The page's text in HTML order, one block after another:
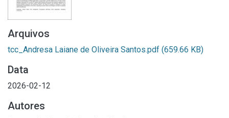
Arquivos
tcc_Andresa Laiane de Oliveira Santos.pdf (659.66 KB)
Data
2026-02-12
Autores